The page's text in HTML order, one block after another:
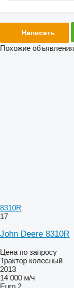
Написать
Похожие объявления
8310R
17
John Deere 8310R
Цена по запросу
Трактор колесный
2013
14 000 м/ч